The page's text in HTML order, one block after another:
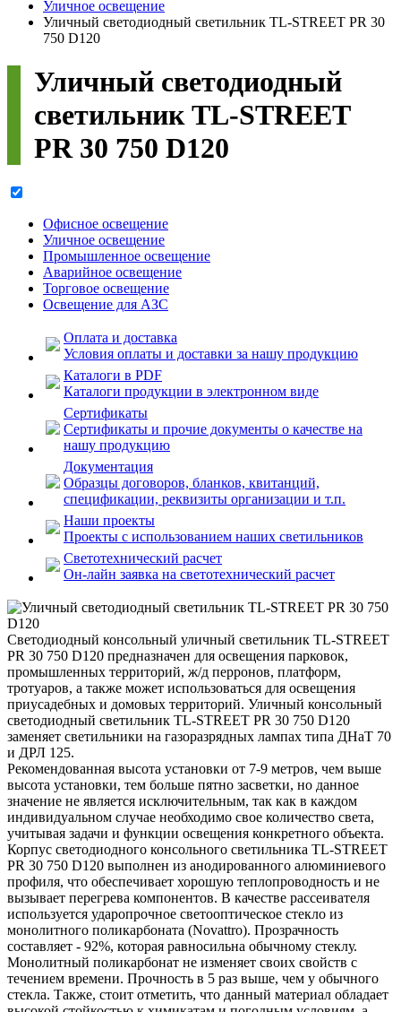
Уличное освещение
Уличный светодиодный светильник TL-STREET PR 30
750 D120
Уличный светодиодный
светильник TL-STREET
PR 30 750 D120
Офисное освещение
Уличное освещение
Промышленное освещение
Аварийное освещение
Торговое освещение
Освещение для АЗС
Оплата и доставка
Условия оплаты и доставки за нашу продукцию
Каталоги в PDF
Каталоги продукции в электронном виде
Сертификаты
Сертификаты и прочие документы о качестве на
нашу продукцию
Документация
Образцы договоров, бланков, квитанций,
спецификации, реквизиты организации и т.п.
Наши проекты
Проекты с использованием наших светильников
Светотехнический расчет
Он-лайн заявка на светотехнический расчет
Светодиодный консольный уличный светильник TL-STREET
PR 30 750 D120 предназначен для освещения парковок,
промышленных территорий, ж/д перронов, платформ,
тротуаров, а также может использоваться для освещения
приусадебных и домовых территорий. Уличный консольный
светодиодный светильник TL-STREET PR 30 750 D120
заменяет светильники на газоразрядных лампах типа ДНаТ 70
и ДРЛ 125.
Рекомендованная высота установки от 7-9 метров, чем выше
высота установки, тем больше пятно засветки, но данное
значение не является исключительным, так как в каждом
индивидуальном случае необходимо свое количество света,
учитывая задачи и функции освещения конкретного объекта.
Корпус светодиодного консольного светильника TL-STREET
PR 30 750 D120 выполнен из анодированного алюминиевого
профиля, что обеспечивает хорошую теплопроводность и не
вызывает перегрева компонентов. В качестве рассеивателя
используется ударопрочное светооптическое стекло из
монолитного поликарбоната (Novattro). Прозрачность
составляет - 92%, которая равносильна обычному стеклу.
Монолитный поликарбонат не изменяет своих свойств с
течением времени. Прочность в 5 раз выше, чем у обычного
стекла. Также, стоит отметить, что данный материал обладает